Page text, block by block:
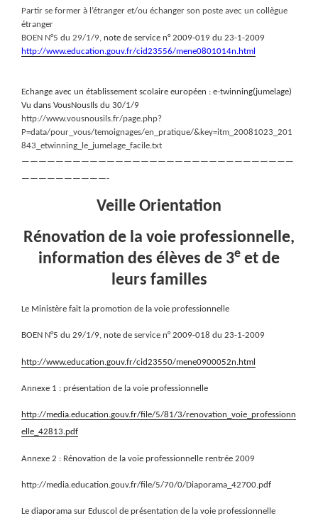
Partir se former à l’étranger et/ou échanger son poste avec un collègue
étranger
BOEN N°5 du 29/1/9, note de service n° 2009-019 du 23-1-2009
http://www.education.gouv.fr/cid23556/mene0801014n.html
Echange avec un établissement scolaire européen : e-twinning(jumelage)
Vu dans VousNousIls du 30/1/9
http://www.vousnousils.fr/page.php?
P=data/pour_vous/temoignages/en_pratique/&key=itm_20081023_201
843_etwinning_le_jumelage_facile.txt
————————————————————————————————
——————————-
Veille Orientation
Rénovation de la voie professionnelle,
information des élèves de 3e et de
leurs familles
Le Ministère fait la promotion de la voie professionnelle
BOEN N°5 du 29/1/9, note de service n° 2009-018 du 23-1-2009
http://www.education.gouv.fr/cid23550/mene0900052n.html
Annexe 1 : présentation de la voie professionnelle
http://media.education.gouv.fr/file/5/81/3/renovation_voie_professionn
elle_42813.pdf
Annexe 2 : Rénovation de la voie professionnelle rentrée 2009
http://media.education.gouv.fr/file/5/70/0/Diaporama_42700.pdf
Le diaporama sur Eduscol de présentation de la voie professionnelle